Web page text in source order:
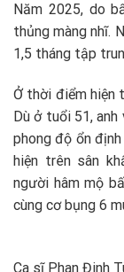
Năm 2025, do
thủng màng nhĩ.
1,5 tháng tập
Ở thời điểm hiện
Dù ở tuổi 51,
phong độ ổn
hiện trên sân
người hâm mộ
cùng cơ bụng 6
Ca sĩ Phan Đinh